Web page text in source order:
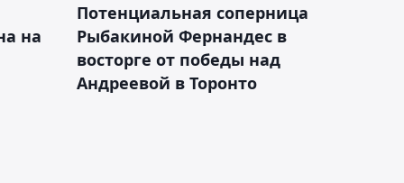
на
Потенциальная соперница
Рыбакиной Фернандес в
восторге от победы над
Андреевой в Торонто